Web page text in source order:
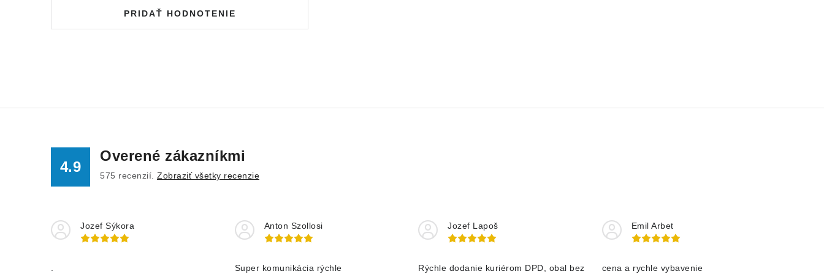
PRIDAŤ HODNOTENIE
4.9
Overené zákazníkmi
575 recenzií. Zobraziť všetky recenzie
Jozef Sýkora Anton Szollosi
Super komunikácia rýchle
Jozef Lapoš
Rýchle dodanie kuriérom DPD, obal bez
Emil Arbet
cena a rychle vybavenie